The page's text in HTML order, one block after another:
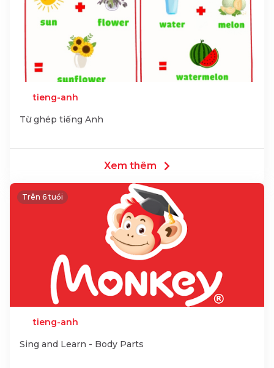
tieng-anh
Từ ghép tiếng Anh
Xem thêm
Trên 6 tuổi
tieng-anh
Sing and Learn - Body Parts